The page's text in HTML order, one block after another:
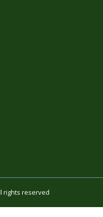
rights reserved